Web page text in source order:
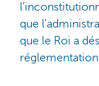
que
que le Roi a